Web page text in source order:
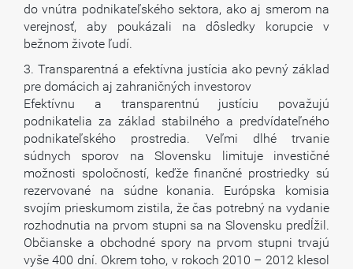
do vnútra podnikateľského sektora, ako aj smerom na
verejnosť, aby poukázali na dôsledky korupcie v
bežnom živote ľudí.
3. Transparentná a efektívna justícia ako pevný základ
pre domácich aj zahraničných investorov
Efektívnu a transparentnú justíciu považujú
podnikatelia za základ stabilného a predvídateľného
podnikateľského prostredia. Veľmi dlhé trvanie
súdnych sporov na Slovensku limituje investičné
možnosti spoločností, keďže finančné prostriedky sú
rezervované na súdne konania. Európska komisia
svojím prieskumom zistila, že čas potrebný na vydanie
rozhodnutia na prvom stupni sa na Slovensku predĺžil.
Občianske a obchodné spory na prvom stupni trvajú
vyše 400 dní. Okrem toho, v rokoch 2010 – 2012 klesol